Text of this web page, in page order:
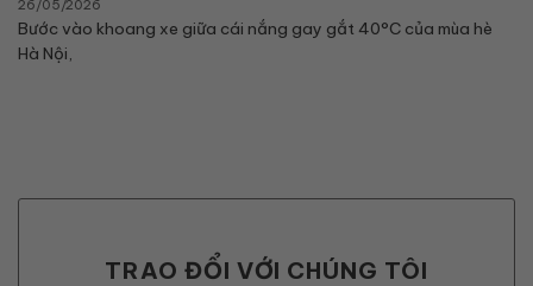
26/05/2026
Bước vào khoang xe giữa cái nắng gay gắt 40°C của mùa hè
Hà Nội,
TRAO ĐỔI VỚI CHÚNG TÔI